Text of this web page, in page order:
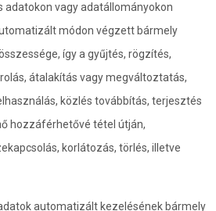
adatokon vagy adatállományokon
módon végzett bármely
így a gyűjtés, rögzítés,
átalakítás vagy megváltoztatás,
közlés továbbítás, terjesztés
hozzáférhetővé tétel útján,
korlátozás, törlés, illetve
automatizált kezelésének bármely